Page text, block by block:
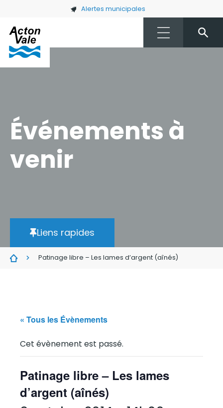
Skip to main content Alertes municipales
Événements à
venir
Liens rapides
Patinage libre – Les lames d’argent (aînés)
« Tous les Évènements
Cet évènement est passé.
Patinage libre – Les lames
d’argent (aînés)